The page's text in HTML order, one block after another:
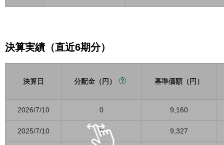
決算実績（直近6期分）
決算日 分配金（円） 基準価額（円）
2026/7/10 0 9,160
2025/7/10 0 9,327